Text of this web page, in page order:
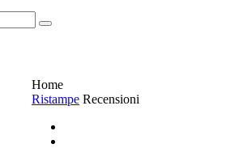
Home
Ristampe Recensioni